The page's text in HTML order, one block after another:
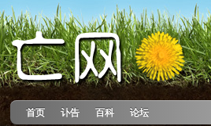
首页 讣告 百科 论坛